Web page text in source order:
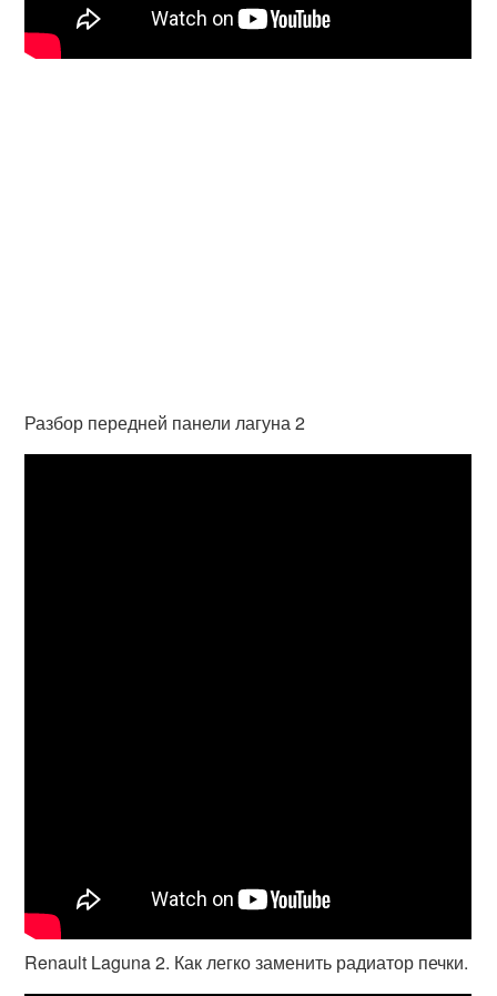
Разбор передней панели лагуна 2
Renault Laguna 2. Как легко заменить радиатор печки.